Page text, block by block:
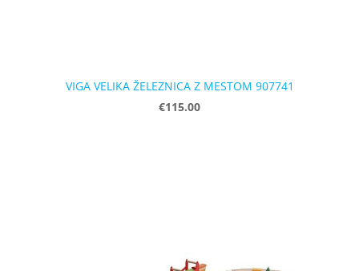
VIGA VELIKA ŽELEZNICA Z MESTOM 907741
€115.00